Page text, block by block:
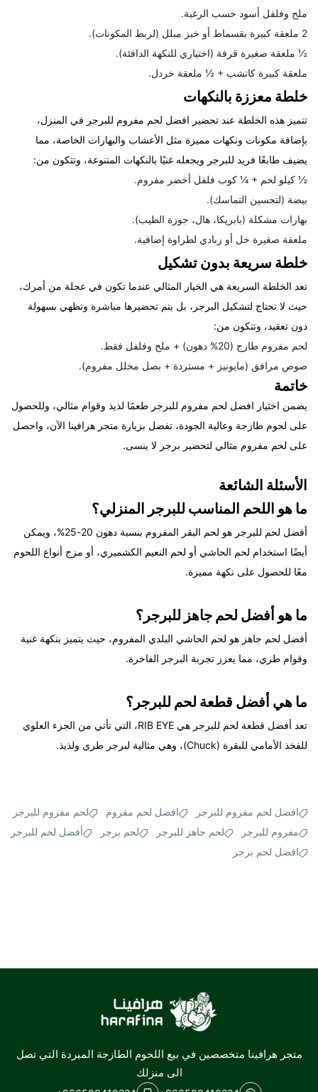
ملح وفلفل أسود حسب الرغبة.
2 ملعقة كبيرة بقسماط أو خبز مبلل (لربط المكونات).
½ ملعقة صغيرة قرفة (اختياري للنكهة الدافئة).
ملعقة كبيرة كاتشب + ½ ملعقة خردل.
خلطة معززة بالنكهات
تتميز هذه الخلطة عند تحضير افضل لحم مفروم للبرجر في المنزل،
بإضافة مكونات ونكهات مميزة مثل الأعشاب والبهارات الخاصة، مما
يضيف طابعًا فريد للبرجر ويجعله غنيًا بالنكهات المتنوعة، وتتكون من:
½ كيلو لحم + ¼ كوب فلفل أخضر مفروم.
بيضة (لتحسين التماسك).
بهارات مشكلة (بابريكا، هال، جوزة الطيب).
ملعقة صغيرة خل أو زبادي لطراوة إضافية.
خلطة سريعة بدون تشكيل
تعد الخلطة السريعة هي الخيار المثالي عندما تكون في عجلة من أمرك،
حيث لا تحتاج لتشكيل البرجر، بل يتم تحضيرها مباشرة وتطهي بسهولة
دون تعقيد، وتتكون من:
لحم مفروم طازج (20% دهون) + ملح وفلفل فقط.
صوص مرافق (مايونيز + مستردة + بصل مخلل مفروم).
خاتمة
يضمن اختيار افضل لحم مفروم للبرجر طعمًا لذيذ وقوام مثالي، وللحصول
على لحوم طازجة وعالية الجودة، تفضل بزيارة متجر هرافينا الآن، واحصل
على لحم مفروم مثالي لتحضير برجر لا ينسى.
الأسئلة الشائعة
ما هو اللحم المناسب للبرجر المنزلي؟
أفضل لحم للبرجر هو لحم البقر المفروم بنسبة دهون 20-25%، ويمكن
أيضًا استخدام لحم الحاشي أو لحم النعيم الكشميري، أو مزج أنواع اللحوم
معًا للحصول على نكهة مميزة.
ما هو أفضل لحم جاهز للبرجر؟
أفضل لحم جاهز هو لحم الحاشي البلدي المفروم، حيث يتميز بنكهة غنية
وقوام طري، مما يعزز تجربة البرجر الفاخرة.
ما هي أفضل قطعة لحم للبرجر؟
تعد أفضل قطعة لحم للبرجر هي RIB EYE، التي تأتي من الجزء العلوي
للفخذ الأمامي للبقرة (Chuck)، وهي مثالية لبرجر طري ولذيذ.
افضل لحم مفروم للبرجر افضل لحم مفروم
لحم مفروم للبرجر
مفروم للبرجر
لحم جاهز للبرجر لحم برجر
أفضل لحم للبرجر
افضل لحم برجر
متجر هرافينا متخصصين في بيع اللحوم الطازجة المبردة التي تصل
الى منزلك